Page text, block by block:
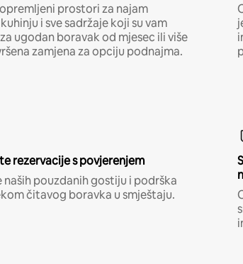
prostori za najam
i sve sadržaje koji su vam
ugodan boravak od mjesec ili više
zamjena za opciju podnajma.
rezervacije s povjerenjem
naših pouzdanih gostiju i podrška
čitavog boravka u smještaju.